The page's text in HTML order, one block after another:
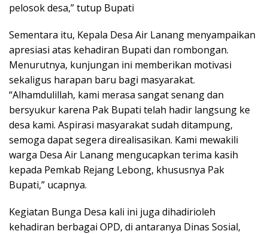
pelosok desa,” tutup Bupati
Sementara itu, Kepala Desa Air Lanang menyampaikan
apresiasi atas kehadiran Bupati dan rombongan.
Menurutnya, kunjungan ini memberikan motivasi
sekaligus harapan baru bagi masyarakat.
“Alhamdulillah, kami merasa sangat senang dan
bersyukur karena Pak Bupati telah hadir langsung ke
desa kami. Aspirasi masyarakat sudah ditampung,
semoga dapat segera direalisasikan. Kami mewakili
warga Desa Air Lanang mengucapkan terima kasih
kepada Pemkab Rejang Lebong, khususnya Pak
Bupati,” ucapnya.
Kegiatan Bunga Desa kali ini juga dihadirioleh
kehadiran berbagai OPD, di antaranya Dinas Sosial,